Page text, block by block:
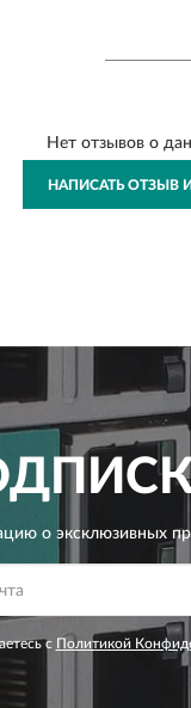
Нет отзывов о
НАПИСАТЬ ОТЗЫВ
о эксклюзивных
с Политикой